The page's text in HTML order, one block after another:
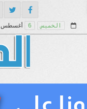
الخميس 6 أغسطس